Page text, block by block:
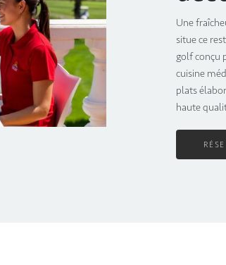
Une
situe ce
golf conçu
cuisine
plats
haute